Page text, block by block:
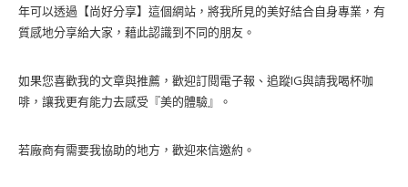
年可以透過【尚好分享】這個網站，將我所見的美好結合自身專業，有
質感地分享給大家，藉此認識到不同的朋友。
如果您喜歡我的文章與推薦，歡迎訂閱電子報、追蹤IG與請我喝杯咖
啡，讓我更有能力去感受『美的體驗』。
若廠商有需要我協助的地方，歡迎來信邀約。